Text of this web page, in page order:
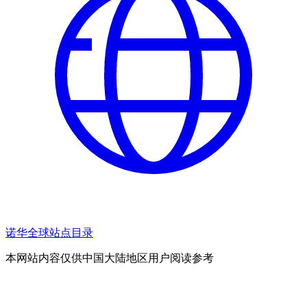
诺华全球站点目录
本网站内容仅供中国大陆地区用户阅读参考